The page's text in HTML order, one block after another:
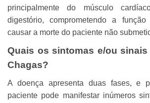
principalmente do músculo
digestório, comprometendo a
causar a morte do paciente não
Quais os sintomas e/ou
Chagas?
A doença apresenta duas fases, e
paciente pode manifestar inúmeros